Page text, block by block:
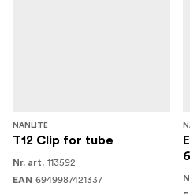
NANLITE
T12 Clip for tube
Nr. art. 113592
EAN 6949987421337